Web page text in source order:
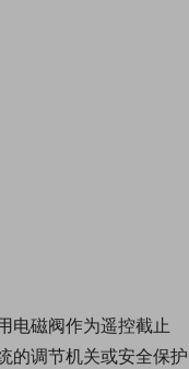
电磁阀作为遥控截止
的调节机关或安全保护